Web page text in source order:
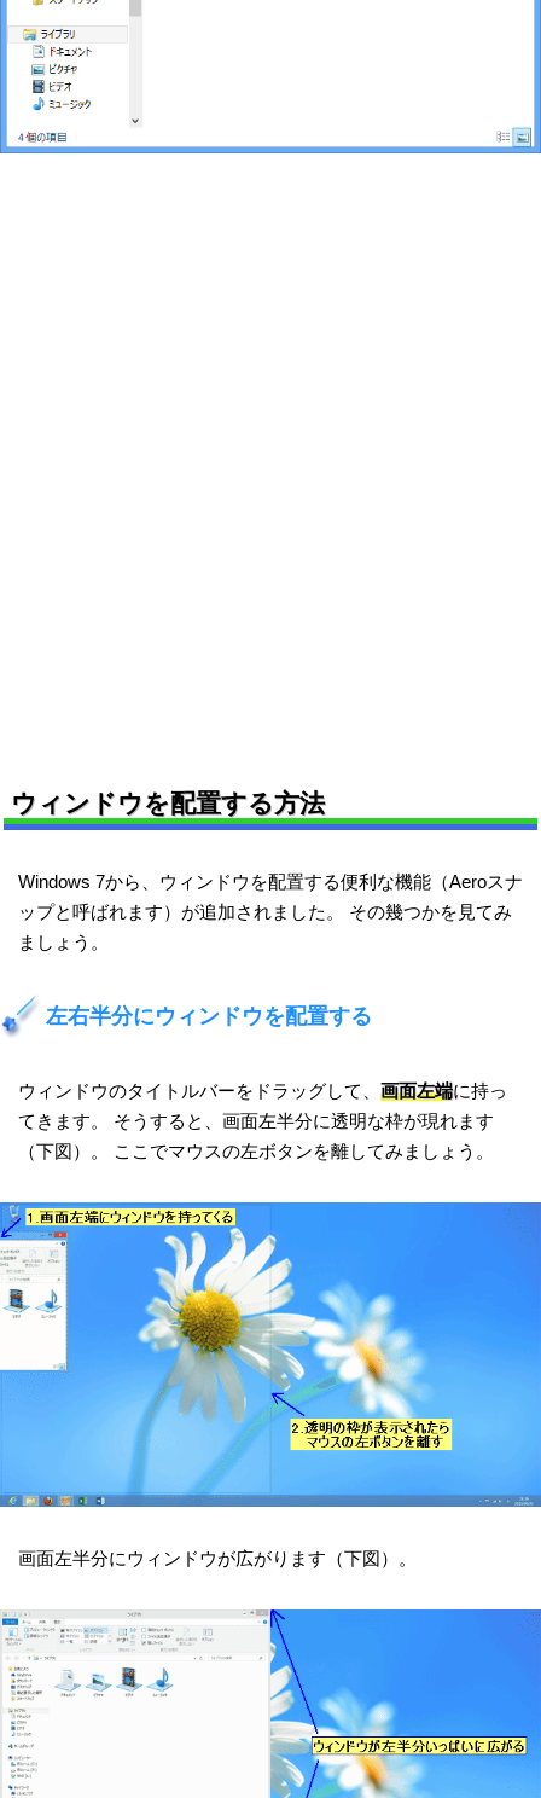
ウィンドウを配置する方法
Windows 7から、ウィンドウを配置する便利な機能（Aeroスナ
ップと呼ばれます）が追加されました。 その幾つかを見てみ
ましょう。
左右半分にウィンドウを配置する
ウィンドウのタイトルバーをドラッグして、 画面左端に持っ
てきます。 そうすると、画面左半分に透明な枠が現れます
（下図）。 ここでマウスの左ボタンを離してみましょう。
画面左半分にウィンドウが広がります（下図）。